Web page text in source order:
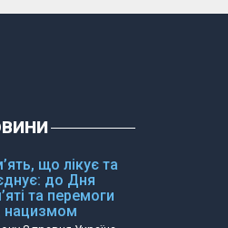
що лікує та
до Дня
та перемоги
нацизмом